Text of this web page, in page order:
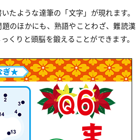
たような達筆の「文字」が現れます。
のほかにも、熟語やことわざ、難読漢
くりと頭脳を鍛えることができます。